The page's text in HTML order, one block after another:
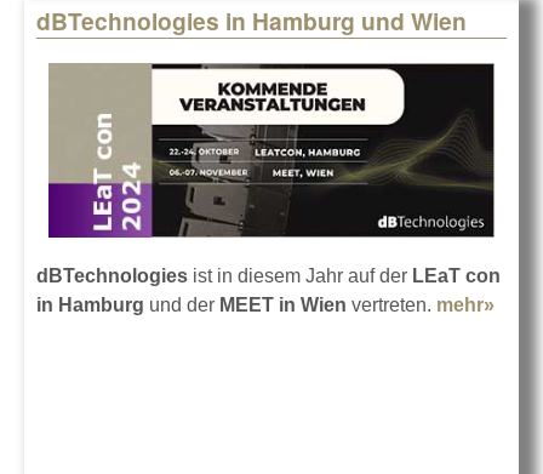
dBTechnologies in Hamburg und Wien
dBTechnologies ist in diesem Jahr auf der LEaT con
in Hamburg und der MEET in Wien vertreten. mehr»